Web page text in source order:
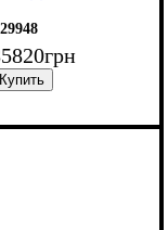
29948
грн
320 см